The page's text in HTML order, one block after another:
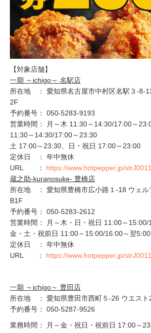
【対象店舗】
一期 ～ichigo～ 名駅店
所在地 ： 愛知県名古屋市中村区名駅３-8-
2F
予約番号： 050-5283-9193
営業時間： 月～木 11:30～14:30/17:00～
11:30～14:30/17:00～23:30
土 17:00～23:30、日・祝日 17:00～23:00
定休日 ： 年中無休
URL ： https://www.hotpepper.jp/
蔵之助‐kuranosuke‐ 豊橋店
所在地 ： 愛知県豊橋市広小路１-18 ウェル
B1F
予約番号： 050-5283-2612
営業時間： 月～木・日・祝日 11:00～
金・土・祝前日 11:00～15:00/16:00～翌5:00
定休日 ： 年中無休
URL ： https://www.hotpepper.jp/
一期 ～ichigo～ 豊田店
所在地 ： 愛知県豊田市西町５-26 ウエスト
予約番号： 050-5287-9526
業務時間： 月～金・祝日・祝前日 17:00～